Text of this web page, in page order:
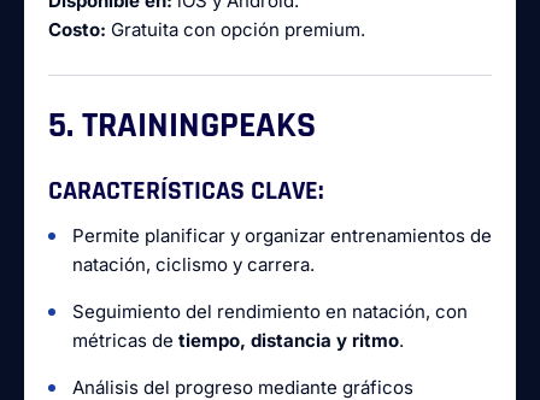
Costo: Gratuita con opción premium.
5. TRAININGPEAKS
CARACTERÍSTICAS CLAVE:
Permite planificar y organizar entrenamientos de
natación, ciclismo y carrera.
Seguimiento del rendimiento en natación, con
métricas de tiempo, distancia y ritmo.
Análisis del progreso mediante gráficos